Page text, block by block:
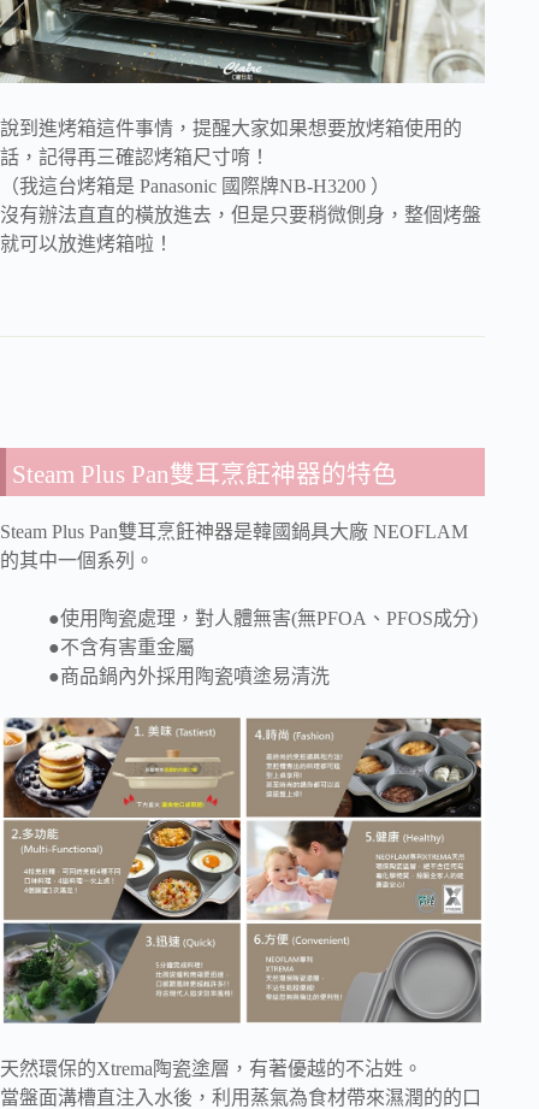
說到進烤箱這件事情，提醒大家如果想要放烤箱使用的
話，記得再三確認烤箱尺寸唷！
（我這台烤箱是 Panasonic 國際牌NB-H3200 ）
沒有辦法直直的橫放進去，但是只要稍微側身，整個烤盤
就可以放進烤箱啦！
Steam Plus Pan雙耳烹飪神器的特色
Steam Plus Pan雙耳烹飪神器是韓國鍋具大廠 NEOFLAM
的其中一個系列。
●使用陶瓷處理，對人體無害(無PFOA、PFOS成分)
●不含有害重金屬
●商品鍋內外採用陶瓷噴塗易清洗
天然環保的Xtrema陶瓷塗層，有著優越的不沾姓。
當盤面溝槽直注入水後，利用蒸氣為食材帶來濕潤的的口